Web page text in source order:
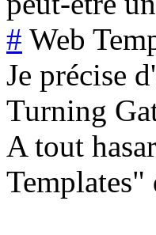
# Web
Je précise
Turning
A tout